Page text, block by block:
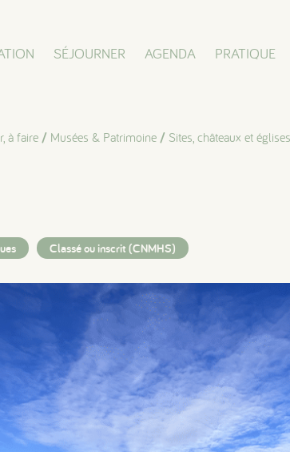
SÉJOURNER AGENDA PRATIQUE
à faire / Musées & Patrimoine / Sites, châteaux et églises
Classé ou inscrit (CNMHS)